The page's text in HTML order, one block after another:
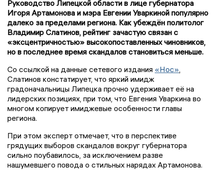
Руководство Липецкой области в лице губернатора
Игоря Артамонова и мэра Евгении Уваркиной популярно
далеко за пределами региона. Как убеждён политолог
Владимир Слатинов, рейтинг зачастую связан с
«эксцентричностью» высокопоставленных чиновников,
но в последнее время скандалов становиться меньше.
Со ссылкой на данные сетевого издания «Нос»
Слатинов констатирует, что яркий имидж
градоначальницы Липецка прочно удерживает её на
лидерских позициях, при том, что Евгения Уваркина во
многом копирует имиджевые особенности главы
региона.
При этом эксперт отмечает, что в перспективе
грядущих выборов скандалов вокруг губернатора
сильно поубавилось, за исключением разве
нашумевшего повода о стильных нарядах Артамонова.